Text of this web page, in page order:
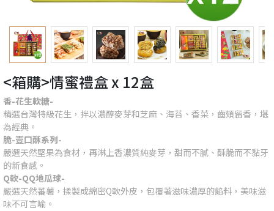
<箱購>情蜜禮盒 x 12盒
香-花生軟糖-
精選台灣特級花生，拌以濃醇麥芽和芝麻、海苔、香菜，齒頰留香，堪
為經典。
脆-壹口酥系列-
嚴選天然堅果為食材，再淋上香濃質純麥芽，甜而不膩、酥脆而不黏牙
的新食感。
Q軟-QQ地瓜球-
嚴選天然蕃薯，揉製成綿密Q軟外皮，包覆著滋味濃厚的餡料，美味滋
味不可言喻。